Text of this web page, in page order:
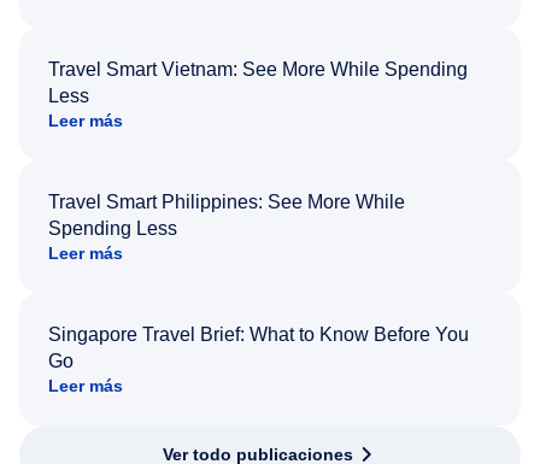
Travel Smart Vietnam: See More While Spending
Less
Leer más
Travel Smart Philippines: See More While
Spending Less
Leer más
Singapore Travel Brief: What to Know Before You
Go
Leer más
Ver todo publicaciones